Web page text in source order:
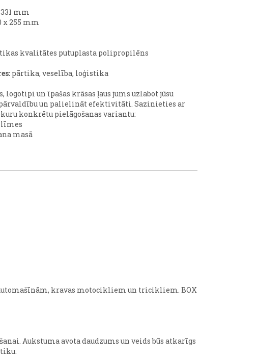
mm
x 255 mm
kvalitātes putuplasta polipropilēns
pārtika, veselība, loģistika
logotipi un īpašas krāsas ļaus jums uzlabot jūsu
un palielināt efektivitāti. Sazinieties ar
konkrētu pielāgošanas variantu:
masā
kravas motocikliem un tricikliem. BOX
Aukstuma avota daudzums un veids būs atkarīgs